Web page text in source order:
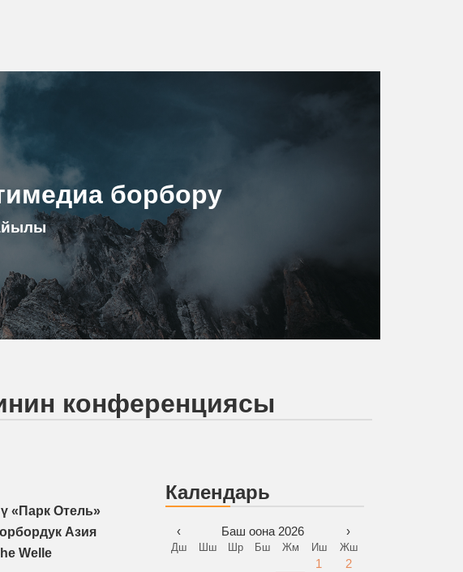
борбору
конференциясы
«Парк Отель»
Азия
Welle
Календарь
‹ Баш оона 2026 ›
Дш Шш Шр Бш Жм Иш Жш
1
2